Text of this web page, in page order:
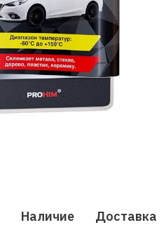
Наличие Доставка